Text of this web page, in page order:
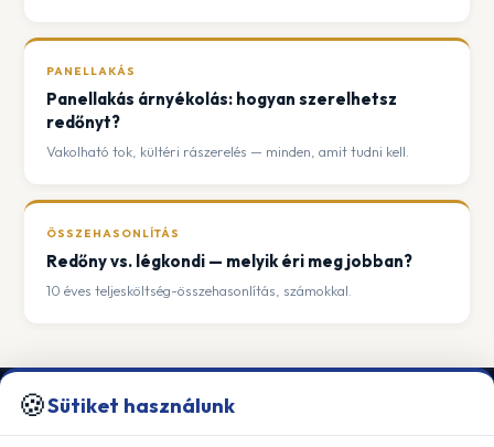
PANELLAKÁS
Panellakás árnyékolás: hogyan szerelhetsz
redőnyt?
Vakolható tok, kültéri rászerelés — minden, amit tudni kell.
ÖSSZEHASONLÍTÁS
Redőny vs. légkondi — melyik éri meg jobban?
10 éves teljesköltség-összehasonlítás, számokkal.
🍪Sütiket használunk
KALMAKOMFORT KFT.